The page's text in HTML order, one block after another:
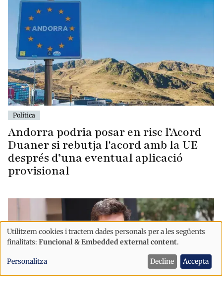
Política
Andorra podria posar en risc l’Acord
Duaner si rebutja l'acord amb la UE
després d’una eventual aplicació
provisional
Ús
de
dades
Utilitzem cookies i tractem dades personals per a les següents
finalitats: Funcional & Embedded external content.
Personalitza Decline Accepta